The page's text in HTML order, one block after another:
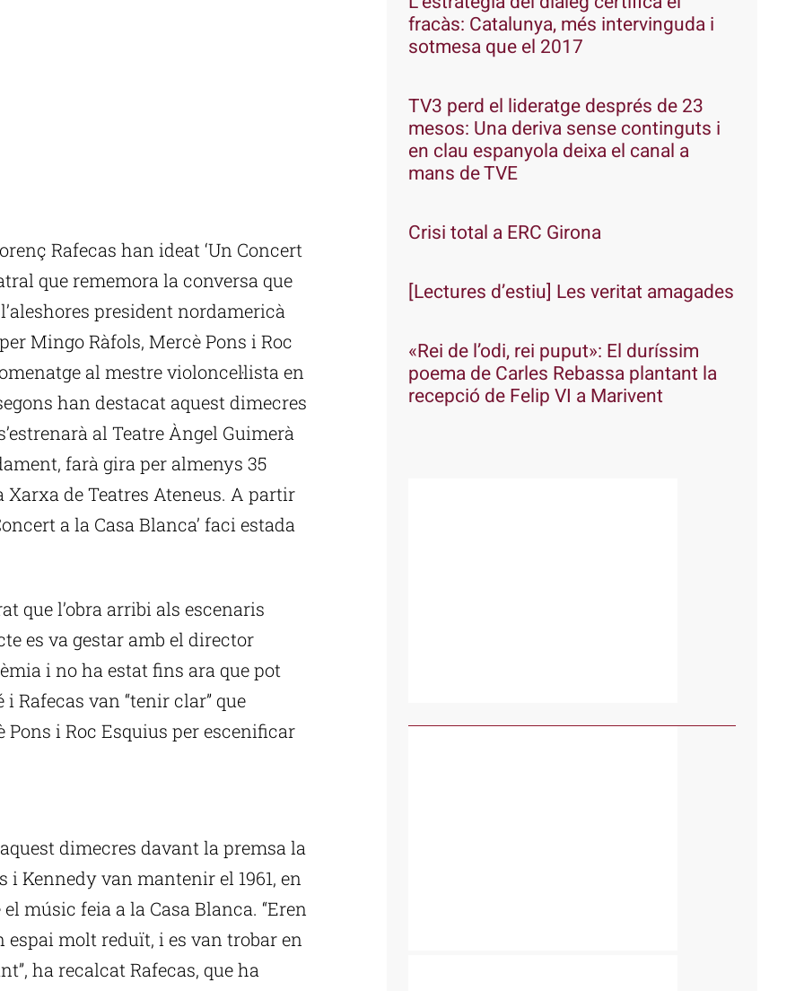
Rafecas han ideat ‘Un Concert
que rememora la conversa que
president nordamericà
Mingo Ràfols, Mercè Pons i Roc
al mestre violoncel·lista en
han destacat aquest dimecres
al Teatre Àngel Guimerà
farà gira per almenys 35
Xarxa de Teatres Ateneus. A partir
a la Casa Blanca’ faci estada
que l’obra arribi als escenaris
es va gestar amb el director
i no ha estat fins ara que pot
Rafecas van “tenir clar” que
i Roc Esquius per escenificar
dimecres davant la premsa la
i Kennedy van mantenir el 1961, en
músic feia a la Casa Blanca. “Eren
molt reduït, i es van trobar en
ha recalcat Rafecas, que ha
fracàs: Catalunya, més intervinguda i
sotmesa que el 2017
TV3 perd el lideratge després de 23
mesos: Una deriva sense continguts i
en clau espanyola deixa el canal a
mans de TVE
Crisi total a ERC Girona
[Lectures d’estiu] Les veritat amagades
«Rei de l’odi, rei puput»: El duríssim
poema de Carles Rebassa plantant la
recepció de Felip VI a Marivent